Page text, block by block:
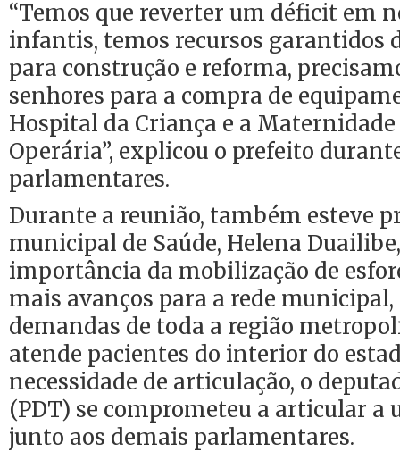
“Temos que reverter um déficit em
infantis, temos recursos garantidos
para construção e reforma,
senhores para a compra de
Hospital da Criança e a Maternidade
Operária”, explicou o prefeito
parlamentares.
Durante a reunião, também esteve
municipal de Saúde, Helena
importância da mobilização de
mais avanços para a rede municipal,
demandas de toda a região
atende pacientes do interior do
necessidade de articulação, o
(PDT) se comprometeu a articular a
junto aos demais parlamentares.